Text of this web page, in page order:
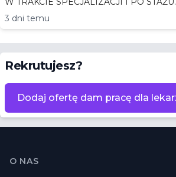
3 dni temu
Rekrutujesz?
Dodaj ofertę dam pracę dla
Stopka
O NAS